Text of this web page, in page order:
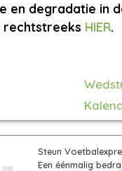
en degradatie in
HIER.
Steun
Een éénmalig